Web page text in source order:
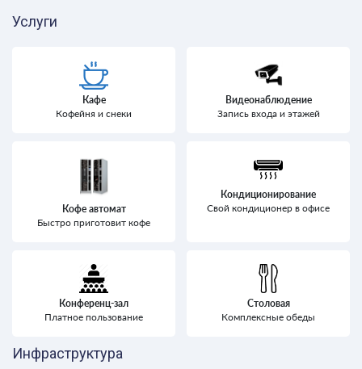
Услуги
Кафе
Кофейня и снеки
Видеонаблюдение
Запись входа и этажей
Кофе автомат
Быстро приготовит кофе
Кондиционирование
Свой кондиционер в офисе
Конференц-зал
Платное пользование
Столовая
Комплексные обеды
Инфраструктура